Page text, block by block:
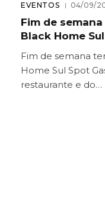
EVENTOS 04/09/
Fim de
Black Home Sul
Fim de semana
Home Sul Spot
restaurante e do…